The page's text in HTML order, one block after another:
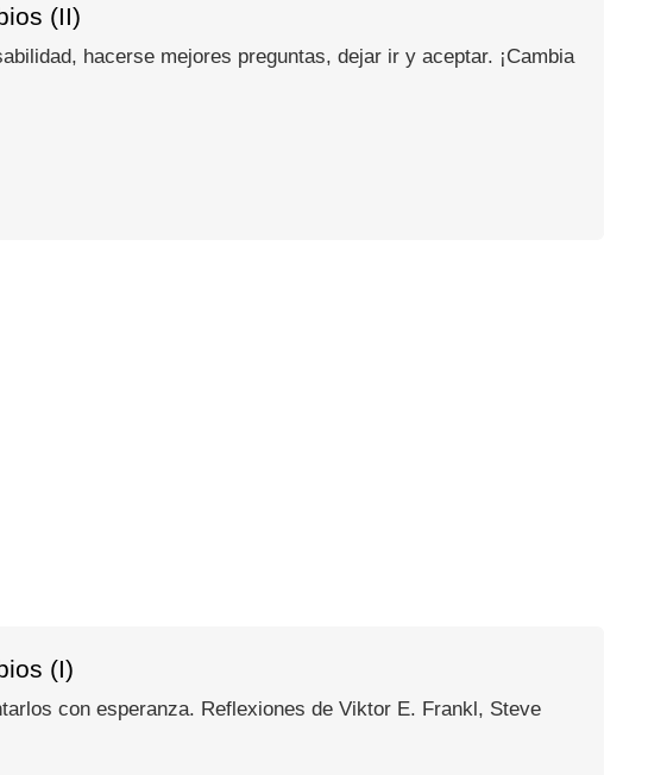
(II)
hacerse mejores preguntas, dejar ir y aceptar. ¡Cambia
(I)
con esperanza. Reflexiones de Viktor E. Frankl, Steve